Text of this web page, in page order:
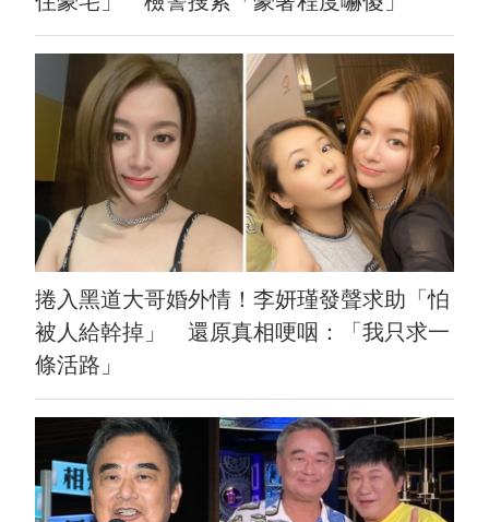
捲入黑道大哥婚外情！李妍瑾發聲求助「怕
被人給幹掉」 還原真相哽咽：「我只求一
條活路」